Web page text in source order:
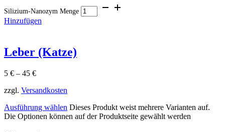
Silizium-Nanozym Menge
Hinzufügen
Leber (Katze)
5 € – 45 €
zzgl. Versandkosten
Ausführung wählen Dieses Produkt weist mehrere Varianten auf.
Die Optionen können auf der Produktseite gewählt werden